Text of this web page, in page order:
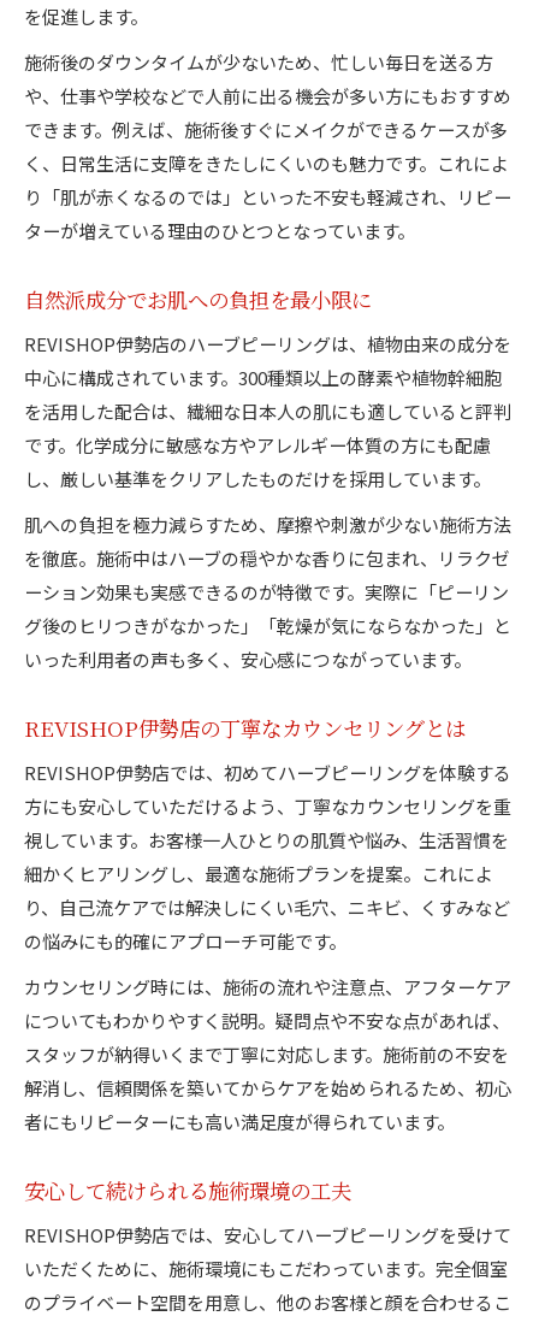
を促進します。
施術後のダウンタイムが少ないため、忙しい毎日を送る方
や、仕事や学校などで人前に出る機会が多い方にもおすすめ
できます。例えば、施術後すぐにメイクができるケースが多
く、日常生活に支障をきたしにくいのも魅力です。これによ
り「肌が赤くなるのでは」といった不安も軽減され、リピー
ターが増えている理由のひとつとなっています。
自然派成分でお肌への負担を最小限に
REVISHOP伊勢店のハーブピーリングは、植物由来の成分を
中心に構成されています。300種類以上の酵素や植物幹細胞
を活用した配合は、繊細な日本人の肌にも適していると評判
です。化学成分に敏感な方やアレルギー体質の方にも配慮
し、厳しい基準をクリアしたものだけを採用しています。
肌への負担を極力減らすため、摩擦や刺激が少ない施術方法
を徹底。施術中はハーブの穏やかな香りに包まれ、リラクゼ
ーション効果も実感できるのが特徴です。実際に「ピーリン
グ後のヒリつきがなかった」「乾燥が気にならなかった」と
いった利用者の声も多く、安心感につながっています。
REVISHOP伊勢店の丁寧なカウンセリングとは
REVISHOP伊勢店では、初めてハーブピーリングを体験する
方にも安心していただけるよう、丁寧なカウンセリングを重
視しています。お客様一人ひとりの肌質や悩み、生活習慣を
細かくヒアリングし、最適な施術プランを提案。これによ
り、自己流ケアでは解決しにくい毛穴、ニキビ、くすみなど
の悩みにも的確にアプローチ可能です。
カウンセリング時には、施術の流れや注意点、アフターケア
についてもわかりやすく説明。疑問点や不安な点があれば、
スタッフが納得いくまで丁寧に対応します。施術前の不安を
解消し、信頼関係を築いてからケアを始められるため、初心
者にもリピーターにも高い満足度が得られています。
安心して続けられる施術環境の工夫
REVISHOP伊勢店では、安心してハーブピーリングを受けて
いただくために、施術環境にもこだわっています。完全個室
のプライベート空間を用意し、他のお客様と顔を合わせるこ